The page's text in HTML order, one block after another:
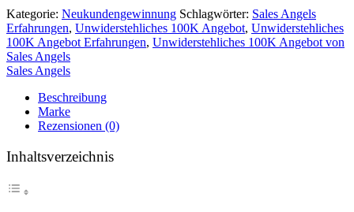
Kategorie: Neukundengewinnung Schlagwörter: Sales Angels
Erfahrungen, Unwiderstehliches 100K Angebot, Unwiderstehliches
100K Angebot Erfahrungen, Unwiderstehliches 100K Angebot von
Sales Angels
Sales Angels
Beschreibung
Marke
Rezensionen (0)
Inhaltsverzeichnis